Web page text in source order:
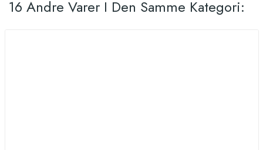
16 Andre Varer I Den Samme Kategori: